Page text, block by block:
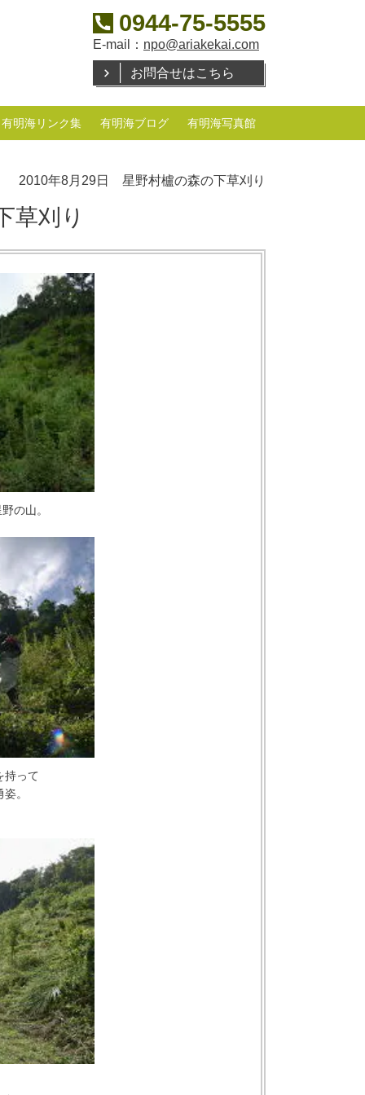
0944-75-5555
E-mail： npo@ariakekai.com
お問合せはこちら
有明海リンク集 有明海ブログ 有明海写真館
2010年8月29日 星野村櫨の森の下草刈り
草刈り
の山。
持って
。